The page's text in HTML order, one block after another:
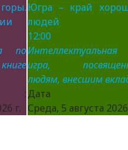
по
:
г.
Югра – край
людей
12:00
Интеллектуальная
игра,
людям, внесшим
Дата
Среда, 5 августа